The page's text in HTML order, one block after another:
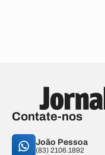
Contate-nos
João Pessoa
(83) 2106.1892